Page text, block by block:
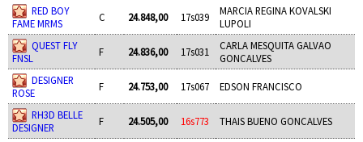
RED BOY
FAME MRMS
C 24.848,00 17s039
MARCIA REGINA KOVALSKI
LUPOLI
QUEST FLY
FNSL
F 24.836,00 17s031
CARLA MESQUITA GALVAO
GONCALVES
DESIGNER
ROSE
F 24.753,00 17s067 EDSON FRANCISCO
RH3D BELLE
DESIGNER
F 24.505,00 16s773 THAIS BUENO GONCALVES